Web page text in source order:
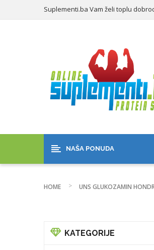
Suplementi.ba Vam želi toplu
NAŠA PONUDA
HOME UNS GLUKOZAMIN
KATEGORIJE